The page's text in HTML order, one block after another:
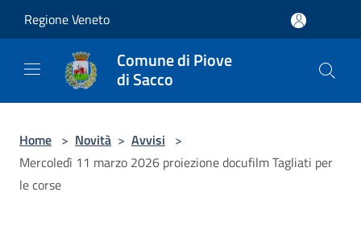
Regione Veneto
Comune di Piove
di Sacco
Home > Novità > Avvisi >
Mercoledì 11 marzo 2026 proiezione docufilm Tagliati per
le corse